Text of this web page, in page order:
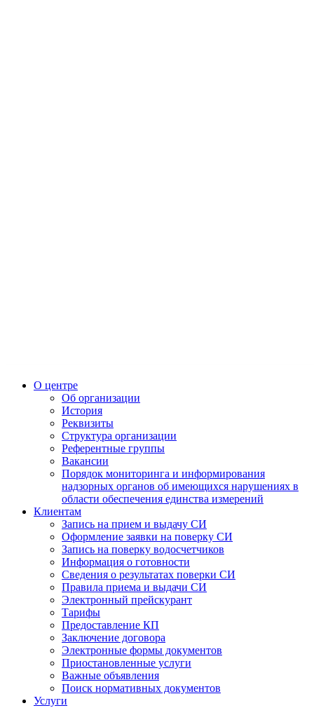
О центре
Об организации
История
Реквизиты
Структура организации
Референтные группы
Вакансии
Порядок мониторинга и информирования
надзорных органов об имеющихся нарушениях в
области обеспечения единства измерений
Клиентам
Запись на прием и выдачу СИ
Оформление заявки на поверку СИ
Запись на поверку водосчетчиков
Информация о готовности
Сведения о результатах поверки СИ
Правила приема и выдачи СИ
Электронный прейскурант
Тарифы
Предоставление КП
Заключение договора
Электронные формы документов
Приостановленные услуги
Важные объявления
Поиск нормативных документов
Услуги